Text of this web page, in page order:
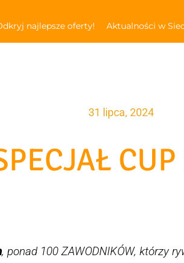
najlepsze oferty! Aktualności w
31 lipca, 2024
, ponad 100 ZAWODNIKÓW, którzy